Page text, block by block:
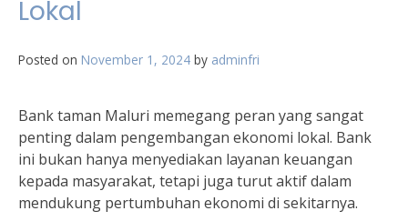
Lokal
Posted on November 1, 2024 by adminfri
Bank taman Maluri memegang peran yang sangat
penting dalam pengembangan ekonomi lokal. Bank
ini bukan hanya menyediakan layanan keuangan
kepada masyarakat, tetapi juga turut aktif dalam
mendukung pertumbuhan ekonomi di sekitarnya.